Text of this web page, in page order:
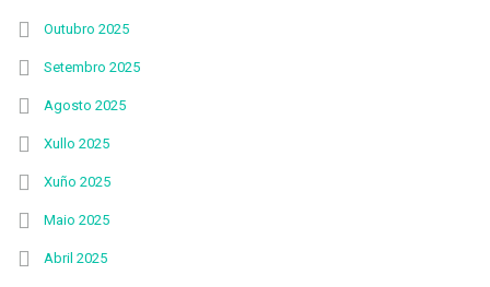
Outubro 2025
Setembro 2025
Agosto 2025
Xullo 2025
Xuño 2025
Maio 2025
Abril 2025